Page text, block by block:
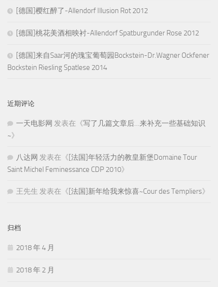
[德国]樱红醉了-Allendorf Illusion Rot 2012
[德国]桃花美酒相映衬-Allendorf Spatburgunder Rose 2012
[德国]来自Saar河的瑰宝葡萄园Bockstein-Dr.Wagner Ockfener
Bockstein Riesling Spatlese 2014
近期评论
一天电影网 发表在《写了几篇文章后…来补充一些基础知识
~》
八达网 发表在《[法国]年轻活力的教皇新堡Domaine Tour
Saint Michel Feminessance CDP 2010》
王先生 发表在《[法国]新年给我来惊喜~Cour des Templiers》
归档
2018 年 4 月
2018 年 2 月